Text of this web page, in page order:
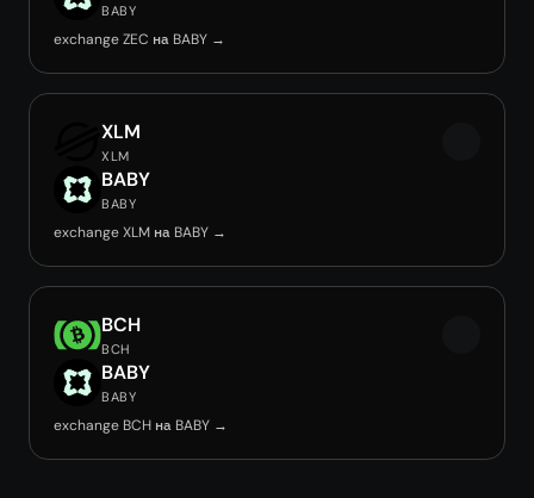
BABY
exchange ZEC на BABY →
XLM
XLM
BABY
BABY
exchange XLM на BABY →
BCH
BCH
BABY
BABY
exchange BCH на BABY →